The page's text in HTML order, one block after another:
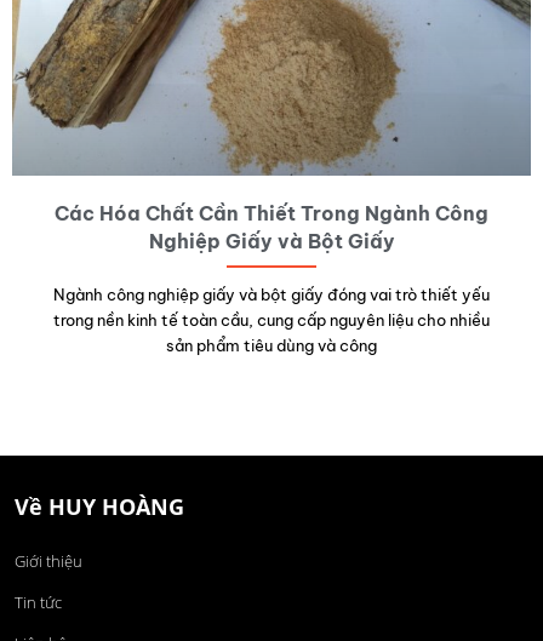
Các Hóa Chất Cần Thiết Trong Ngành Công
Nghiệp Giấy và Bột Giấy
Ngành công nghiệp giấy và bột giấy đóng vai trò thiết yếu
trong nền kinh tế toàn cầu, cung cấp nguyên liệu cho nhiều
sản phẩm tiêu dùng và công
Về HUY HOÀNG
Giới thiệu
Tin tức